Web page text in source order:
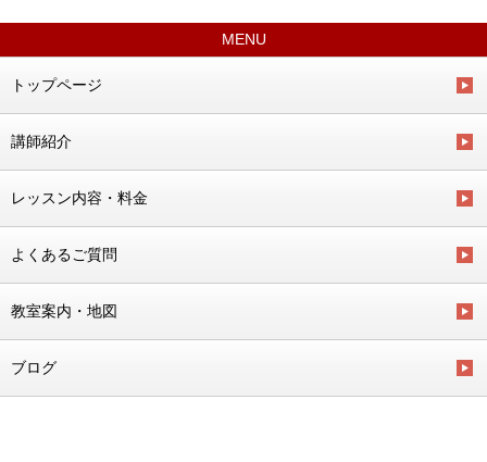
MENU
トップページ
講師紹介
レッスン内容・料金
よくあるご質問
教室案内・地図
ブログ